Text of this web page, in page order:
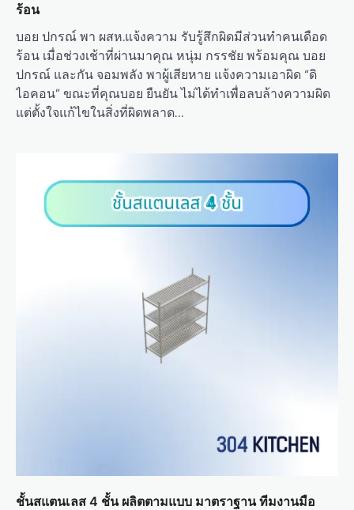
ร้อน
บอย ปกรณ์ พา ผสห.แจ้งความ รับรู้สึกผิดมีส่วนทำคนเดือด
ร้อน เมื่อช่วงเช้าที่ผ่านมาคุณ หนุ่ม กรรชัย พร้อมคุณ บอย
ปกรณ์ และกัน จอมพลัง พาผู้เสียหาย แจ้งความเอาผิด “ดิ
ไอคอน” ขณะที่คุณบอย ยืนยัน ไม่ได้ทำเพื่อลบล้างความผิด
แต่ตั้งใจแก้ไขในสิ่งที่ผิดพลาด…
ชั้นสแตนเลส 4 ชั้น ผลิตตามแบบ มาตราฐาน ทีมงานมือ